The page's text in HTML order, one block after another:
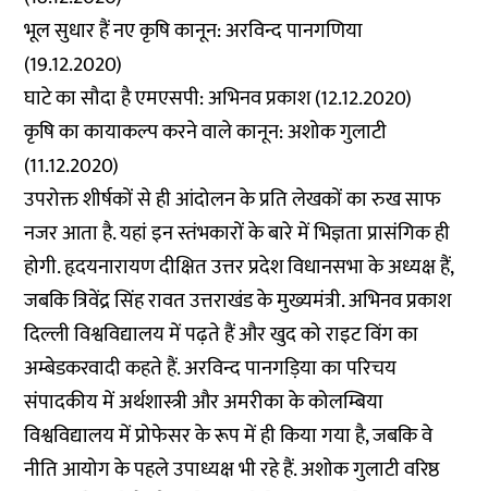
भूल सुधार हैं नए कृषि कानून: अरविन्द पानगणिया
(19.12.2020)
घाटे का सौदा है एमएसपी: अभिनव प्रकाश(12.12.2020)
कृषि का कायाकल्प करने वाले कानून: अशोक गुलाटी
(11.12.2020)
उपरोक्त शीर्षकों से ही आंदोलन के प्रति लेखकों का रुख साफ
नजर आता है. यहां इन स्तंभकारों के बारे में भिज्ञता प्रासंगिक ही
होगी. हृदयनारायण दीक्षित उत्तर प्रदेश विधानसभा के अध्यक्ष हैं,
जबकि त्रिवेंद्र सिंह रावत उत्तराखंड के मुख्यमंत्री. अभिनव प्रकाश
दिल्ली विश्वविद्यालय में पढ़ते हैं और खुद को राइट विंग का
अम्बेडकरवादी कहते हैं. अरविन्द पानगड़िया का परिचय
संपादकीय में अर्थशास्त्री और अमरीका के कोलम्बिया
विश्वविद्यालय में प्रोफेसर के रूप में ही किया गया है, जबकि वे
नीति आयोग के पहले उपाध्यक्ष भी रहे हैं. अशोक गुलाटी वरिष्ठ